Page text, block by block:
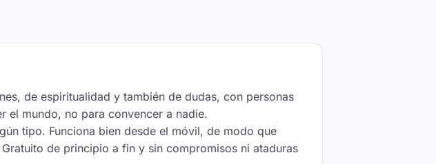
de espiritualidad y también de dudas, con personas
el mundo, no para convencer a nadie.
tipo. Funciona bien desde el móvil, de modo que
de principio a fin y sin compromisos ni ataduras